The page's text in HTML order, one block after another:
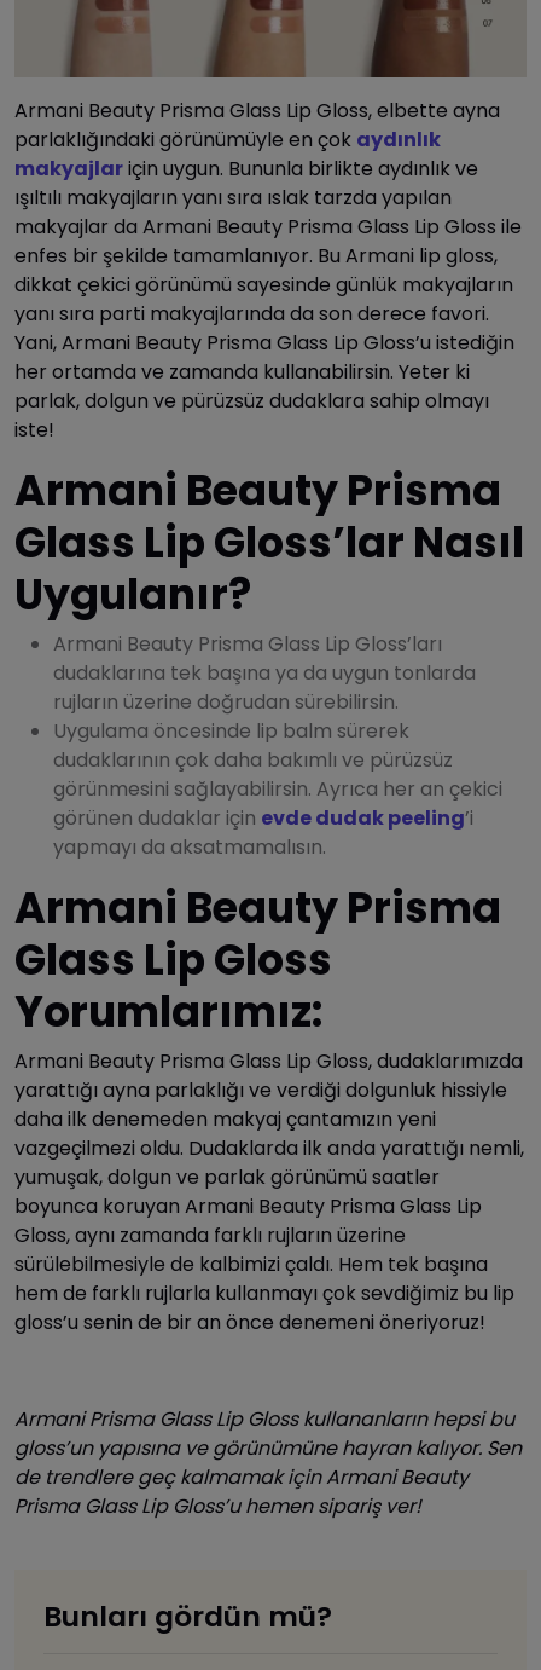
Armani Beauty Prisma Glass Lip Gloss, elbette ayna
parlaklığındaki görünümüyle en çok aydınlık
makyajlariçin uygun. Bununla birlikte aydınlık ve
ışıltılı makyajların yanı sıra ıslak tarzda yapılan
makyajlar da Armani Beauty Prisma Glass Lip Gloss ile
enfes bir şekilde tamamlanıyor. Bu Armani lip gloss,
dikkat çekici görünümü sayesinde günlük makyajların
yanı sıra parti makyajlarında da son derece favori.
Yani, Armani Beauty Prisma Glass Lip Gloss’u istediğin
her ortamda ve zamanda kullanabilirsin. Yeter ki
parlak, dolgun ve pürüzsüz dudaklara sahip olmayı
iste!
Armani Beauty Prisma
Glass Lip Gloss’lar Nasıl
Uygulanır?
Armani Beauty Prisma Glass Lip Gloss’ları
dudaklarına tek başına ya da uygun tonlarda
rujların üzerine doğrudan sürebilirsin.
Uygulama öncesinde lip balm sürerek
dudaklarının çok daha bakımlı ve pürüzsüz
görünmesini sağlayabilirsin. Ayrıca her an çekici
görünen dudaklar için evde dudak peeling’i
yapmayı da aksatmamalısın.
Armani Beauty Prisma
Glass Lip Gloss
Yorumlarımız:
Armani Beauty Prisma Glass Lip Gloss, dudaklarımızda
yarattığı ayna parlaklığı ve verdiği dolgunluk hissiyle
daha ilk denemeden makyaj çantamızın yeni
vazgeçilmezi oldu. Dudaklarda ilk anda yarattığı nemli,
yumuşak, dolgun ve parlak görünümü saatler
boyunca koruyan Armani Beauty Prisma Glass Lip
Gloss, aynı zamanda farklı rujların üzerine
sürülebilmesiyle de kalbimizi çaldı. Hem tek başına
hem de farklı rujlarla kullanmayı çok sevdiğimiz bu lip
gloss’u senin de bir an önce denemeni öneriyoruz!
Armani Prisma Glass Lip Gloss kullananların hepsi bu
gloss’un yapısına ve görünümüne hayran kalıyor. Sen
de trendlere geç kalmamak için Armani Beauty
Prisma Glass Lip Gloss’u hemen sipariş ver!
Bunları gördün mü?